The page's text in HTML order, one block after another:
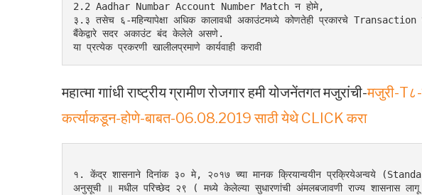
2.2 Aadhar Numbar Account Number Match न होमे,
३.३ तसेच ६-महिन्यापेक्षा अधिक कालावधी अकाउंटमध्ये कोणतेही प्रकारचे Transaction
बैंकेद्वारे सदर अकाउंट बंद केलेले असणे.
या प्रत्येक प्रकरणी खालीलप्रमाणे कार्यवाही करावी
महात्मा गाांधी राष्ट्रीय ग्रामीण रोजगार हमी योजनेंतगत मजुरांची-मजुरी-T८-
कर्त्याकडून-होणे-बाबत-06.08.2019 साठी येथे CLICK करा
१. केंद्र शासनाने दिनांक ३० मे, २०१७ च्या मानक क्रियान्वयीन प्रक्रियेअन्वये
अनुसूची ॥ मधील परिच्छेद २९ ( मध्ये केलेल्या सुधारणांची अंमलबजावणी राज्य शासनास लागू